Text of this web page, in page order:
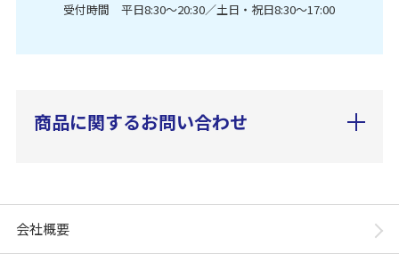
受付時間 平日8:30〜20:30／土日・祝日8:30〜17:00
商品に関するお問い合わせ
会社概要